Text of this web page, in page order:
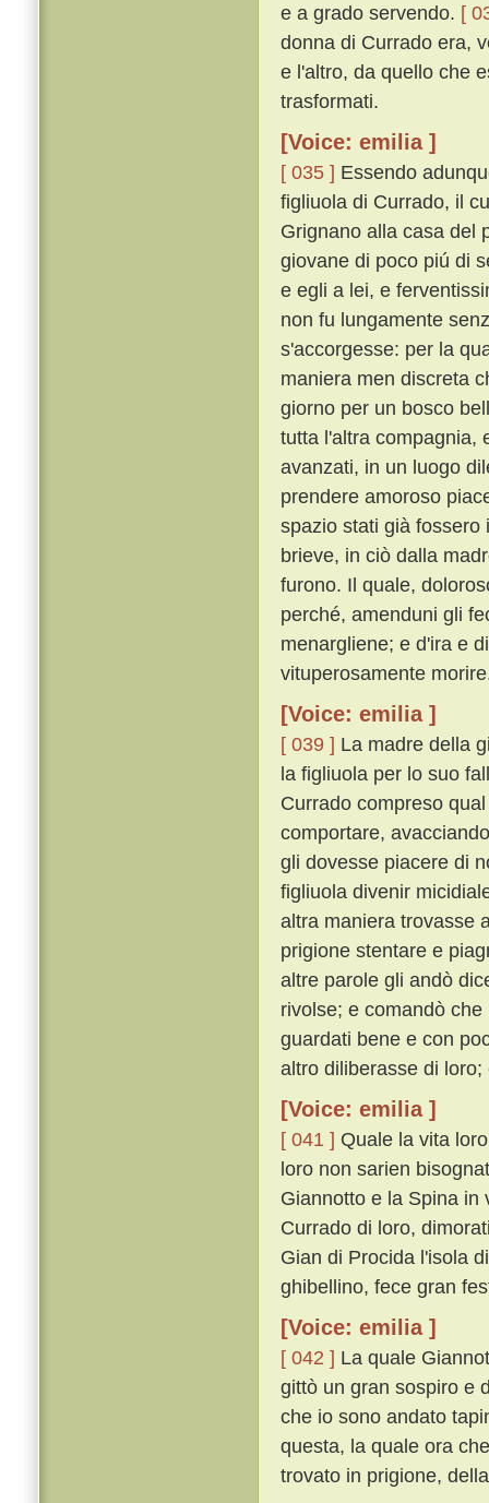
e a grado servendo. [
donna di Currado era,
e l'altro, da quello che
trasformati.
[Voice: emilia ]
[ 035 ] Essendo
figliuola di Currado, il
Grignano alla casa del
giovane di poco piú di
e egli a lei, e
non fu lungamente
s'accorgesse: per la
maniera men discreta
giorno per un bosco
tutta l'altra compagnia,
avanzati, in un luogo
prendere amoroso
spazio stati già fossero
brieve, in ciò dalla
furono. Il quale,
perché, amenduni gli
menargliene; e d'ira e
vituperosamente
[Voice: emilia ]
[ 039 ] La madre della
la figliuola per lo suo
Currado compreso
comportare,
gli dovesse piacere di
figliuola divenir
altra maniera trovasse
prigione stentare e
altre parole gli andò
rivolse; e comandò
guardati bene e con
altro diliberasse di
[Voice: emilia ]
[ 041 ] Quale la vita
loro non sarien
Giannotto e la Spina in
Currado di loro,
Gian di Procida l'isola
ghibellino, fece gran
[Voice: emilia ]
[ 042 ] La quale
gittò un gran sospiro e
che io sono andato
questa, la quale ora
trovato in prigione,